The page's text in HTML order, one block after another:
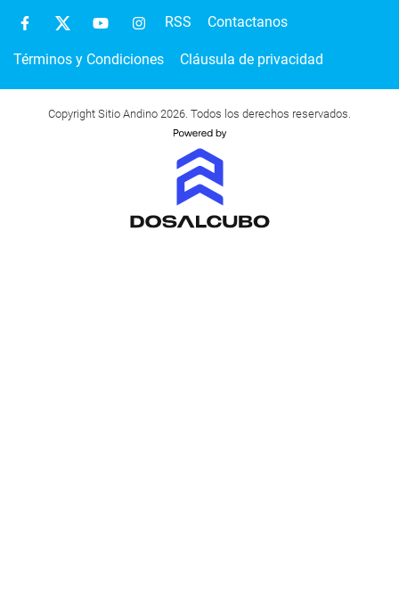
RSS Contactanos
Términos y Condiciones Cláusula de privacidad
Copyright Sitio Andino 2026. Todos los derechos reservados.